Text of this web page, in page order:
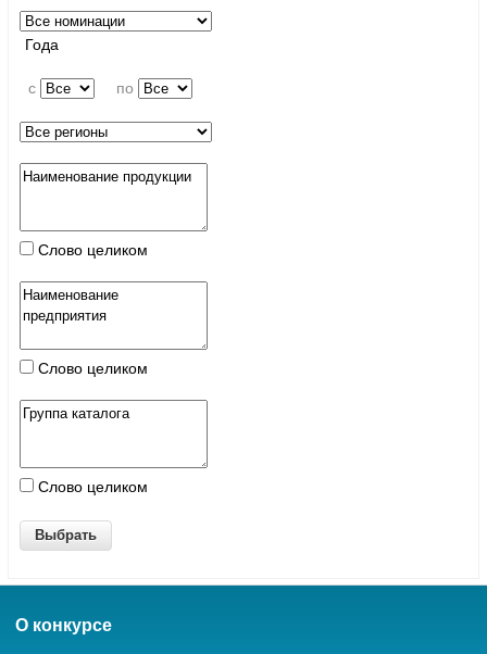
Года
c по
Слово целиком
Слово целиком
Слово целиком
О конкурсе